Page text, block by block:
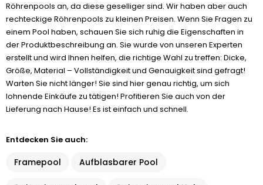
Röhrenpools an, da diese geselliger sind. Wir haben aber auch
rechteckige Röhrenpools zu kleinen Preisen. Wenn Sie Fragen zu
einem Pool haben, schauen Sie sich ruhig die Eigenschaften in
der Produktbeschreibung an. Sie wurde von unseren Experten
erstellt und wird Ihnen helfen, die richtige Wahl zu treffen: Dicke,
Größe, Material – Vollständigkeit und Genauigkeit sind gefragt!
Warten Sie nicht länger! Sie sind hier genau richtig, um sich
lohnende Einkäufe zu tätigen! Profitieren Sie auch von der
Lieferung nach Hause! Es ist einfach und schnell.
Entdecken Sie auch:
Framepool Aufblasbarer Pool